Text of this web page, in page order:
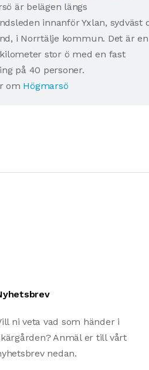
är belägen längs
innanför Yxlan, sydväst
i Norrtälje kommun. Det är en
stor ö med en fast
på 40 personer.
om Högmarsö
ni veta vad som händer i
Anmäl er till vårt
nedan.